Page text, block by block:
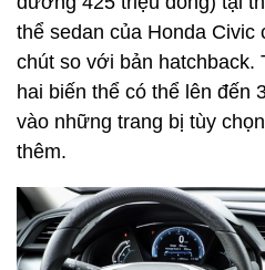
thể sedan của Honda Civic
chút so với bản hatchback.
hai biến thể có thể lên đến
vào những trang bị tùy
thêm.